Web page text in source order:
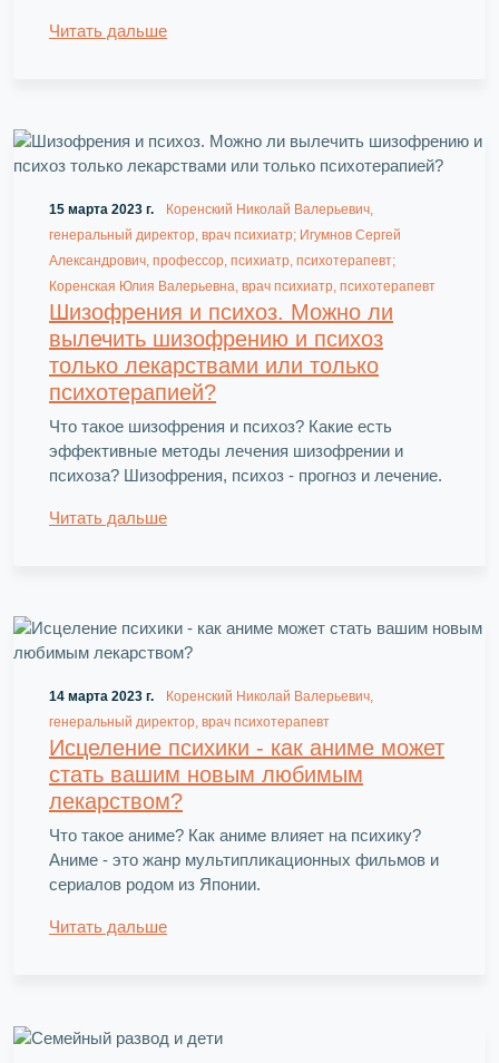
Читать дальше
15 марта 2023 г.
Коренский Николай Валерьевич,
генеральный директор, врач психиатр; Игумнов Сергей
Александрович, профессор, психиатр, психотерапевт;
Коренская Юлия Валерьевна, врач психиатр, психотерапевт
Шизофрения и психоз. Можно ли
вылечить шизофрению и психоз
только лекарствами или только
психотерапией?
Что такое шизофрения и психоз? Какие есть
эффективные методы лечения шизофрении и
психоза? Шизофрения, психоз - прогноз и лечение.
Читать дальше
14 марта 2023 г.
Коренский Николай Валерьевич,
генеральный директор, врач психотерапевт
Исцеление психики - как аниме может
стать вашим новым любимым
лекарством?
Что такое аниме? Как аниме влияет на психику?
Аниме - это жанр мультипликационных фильмов и
сериалов родом из Японии.
Читать дальше